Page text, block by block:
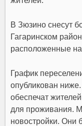
В Зюзино снесут
Гагаринском
расположенные
График
опубликован
обеспечат
для проживания.
новостройки. Они